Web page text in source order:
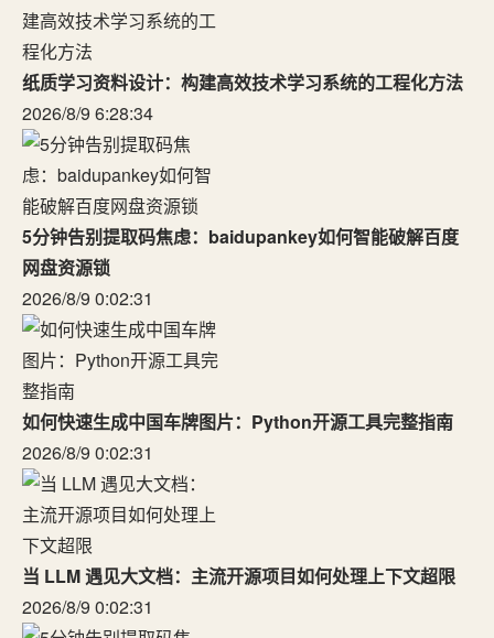
纸质学习资料设计：构建高效技术学习系统的工程化方法
2026/8/9 6:28:34
5分钟告别提取码焦虑：baidupankey如何智能破解百度
网盘资源锁
2026/8/9 0:02:31
如何快速生成中国车牌图片：Python开源工具完整指南
2026/8/9 0:02:31
当 LLM 遇见大文档：主流开源项目如何处理上下文超限
2026/8/9 0:02:31